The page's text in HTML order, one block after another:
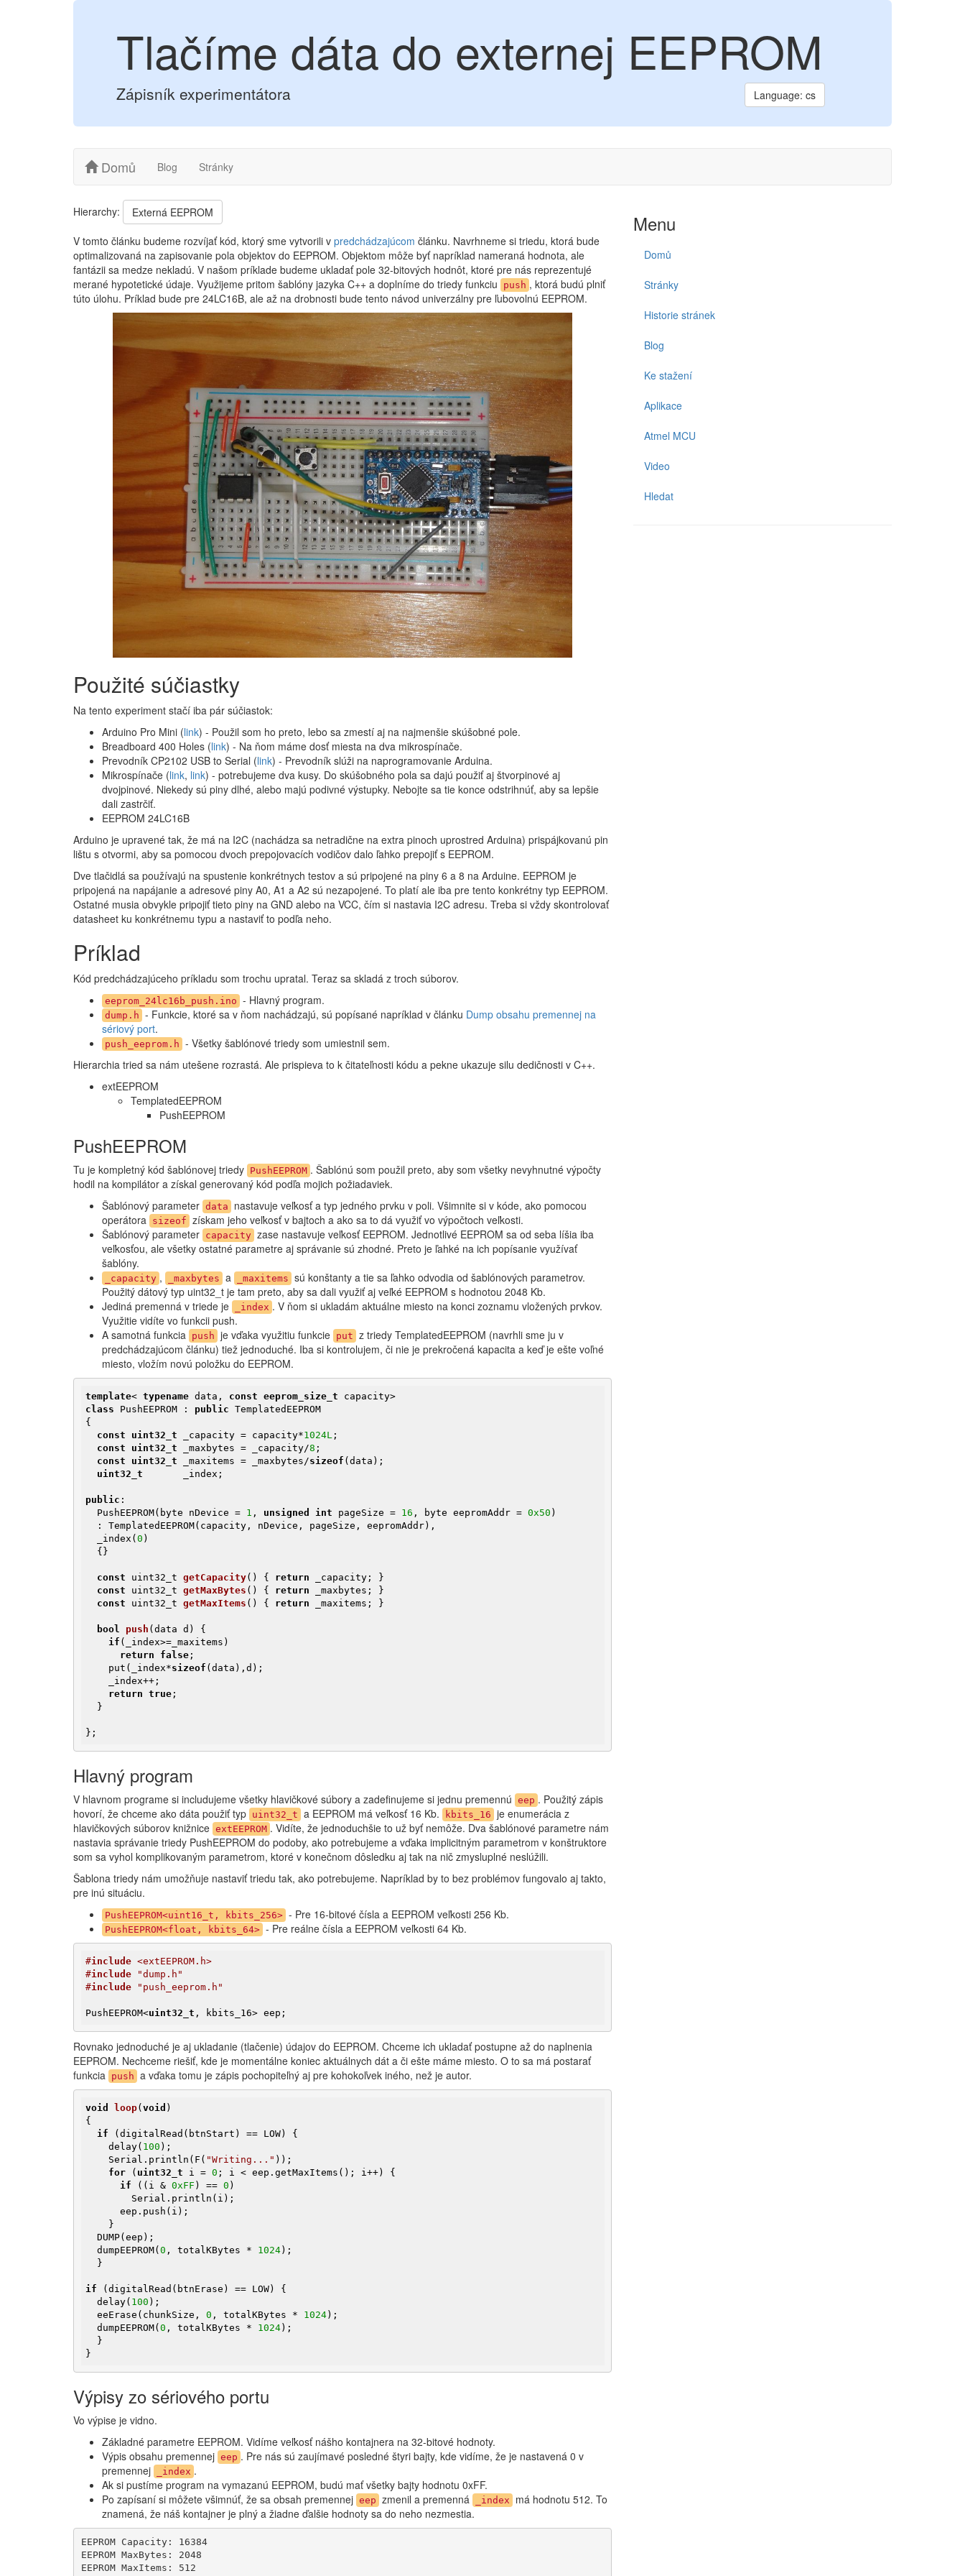
Tlačíme dáta do externej EEPROM
Zápisník experimentátora Language: cs
Domů Blog Stránky
Hierarchy:
Externá EEPROM
V tomto článku budeme rozvíjať kód, ktorý sme vytvorili v predchádzajúcom článku. Navrhneme si triedu, ktorá bude
optimalizovaná na zapisovanie pola objektov do EEPROM. Objektom môže byť napríklad nameraná hodnota, ale
fantázii sa medze nekladú. V našom príklade budeme ukladať pole 32-bitových hodnôt, ktoré pre nás reprezentujé
merané hypotetické údaje. Využijeme pritom šablóny jazyka C++ a doplníme do triedy funkciu
push , ktorá budú plniť
túto úlohu. Príklad bude pre 24LC16B, ale až na drobnosti bude tento návod univerzálny pre ľubovolnú EEPROM.
Použité súčiastky
Na tento experiment stačí iba pár súčiastok:
Arduino Pro Mini (link) - Použil som ho preto, lebo sa zmestí aj na najmenšie skúšobné pole.
Breadboard 400 Holes (link) - Na ňom máme dosť miesta na dva mikrospínače.
Prevodník CP2102 USB to Serial (link) - Prevodník slúži na naprogramovanie Arduina.
Mikrospínače (link, link) - potrebujeme dva kusy. Do skúšobného pola sa dajú použiť aj štvorpinové aj
dvojpinové. Niekedy sú piny dlhé, alebo majú podivné výstupky. Nebojte sa tie konce odstrihnúť, aby sa lepšie
dali zastrčiť.
EEPROM 24LC16B
Arduino je upravené tak, že má na I2C (nachádza sa netradične na extra pinoch uprostred Arduina) prispájkovanú pin
lištu s otvormi, aby sa pomocou dvoch prepojovacích vodičov dalo ľahko prepojiť s EEPROM.
Dve tlačidlá sa používajú na spustenie konkrétnych testov a sú pripojené na piny 6 a 8 na Arduine. EEPROM je
pripojená na napájanie a adresové piny A0, A1 a A2 sú nezapojené. To platí ale iba pre tento konkrétny typ EEPROM.
Ostatné musia obvykle pripojiť tieto piny na GND alebo na VCC, čím si nastavia I2C adresu. Treba si vždy skontrolovať
datasheet ku konkrétnemu typu a nastaviť to podľa neho.
Príklad
Kód predchádzajúceho príkladu som trochu upratal. Teraz sa skladá z troch súborov.
eeprom_24lc16b_push.ino - Hlavný program.
dump.h - Funkcie, ktoré sa v ňom nachádzajú, sú popísané napríklad v článku Dump obsahu premennej na
sériový port.
push_eeprom.h - Všetky šablónové triedy som umiestnil sem.
Hierarchia tried sa nám utešene rozrastá. Ale prispieva to k čitateľnosti kódu a pekne ukazuje silu dedičnosti v C++.
extEEPROM
TemplatedEEPROM
PushEEPROM
PushEEPROM
Tu je kompletný kód šablónovej triedy PushEEPROM . Šablónú som použil preto, aby som všetky nevyhnutné výpočty
hodil na kompilátor a získal generovaný kód podľa mojich požiadaviek.
Šablónový parameter data
nastavuje veľkosť a typ jedného prvku v poli. Všimnite si v kóde, ako pomocou
operátora sizeof získam jeho veľkosť v bajtoch a ako sa to dá využiť vo výpočtoch veľkosti.
Šablónový parameter capacity zase nastavuje veľkosť EEPROM. Jednotlivé EEPROM sa od seba líšia iba
veľkosťou, ale všetky ostatné parametre aj správanie sú zhodné. Preto je ľahké na ich popísanie využívať
šablóny.
_capacity , _maxbytes a _maxitems sú konštanty a tie sa ľahko odvodia od šablónových parametrov.
Použitý dátový typ uint32_t je tam preto, aby sa dali využiť aj veľké EEPROM s hodnotou 2048 Kb.
Jediná premenná v triede je
_index . V ňom si ukladám aktuálne miesto na konci zoznamu vložených prvkov.
Využitie vidíte vo funkcii push.
A samotná funkcia push je vďaka využitiu funkcie put z triedy TemplatedEEPROM (navrhli sme ju v
predchádzajúcom článku) tiež jednoduché. Iba si kontrolujem, či nie je prekročená kapacita a keď je ešte voľné
miesto, vložím novú položku do EEPROM.
template< typename data, const eeprom_size_t
class PushEEPROM : public TemplatedEEPROM
{
const
uint32_t _capacity = capacity*1024L ;
const
uint32_t _maxbytes = _capacity/8 ;
const
uint32_t _maxitems = _maxbytes/sizeof (data);
uint32_t
       _index;
public :
  PushEEPROM(byte nDevice =
1 , unsigned int pageSize = 16 , byte eepromAddr = 0x50 )
  _index(
0 )
const uint32_t getCapacity() { return _capacity; }
const uint32_t getMaxBytes () { return _maxbytes; }
const uint32_t getMaxItems () { return _maxitems; }
bool push (data d)
{
if (_index>=_maxitems)
return
false ;
    put(_index*
sizeof (data),d);
return true ;
};
Hlavný program
V hlavnom programe si includujeme všetky hlavičkové súbory a zadefinujeme si jednu premennú eep . Použitý zápis
hovorí, že chceme ako dáta použiť typ uint32_t a EEPROM má veľkosť 16 Kb. kbits_16 je enumerácia z
hlavičkových súborov knižnice extEEPROM . Vidíte, že jednoduchšie to už byť nemôže. Dva šablónové parametre nám
nastavia správanie triedy PushEEPROM do podoby, ako potrebujeme a vďaka implicitným parametrom v konštruktore
som sa vyhol komplikovaným parametrom, ktoré v konečnom dôsledku aj tak na nič zmysluplné neslúžili.
Šablona triedy nám umožňuje nastaviť triedu tak, ako potrebujeme. Napríklad by to bez problémov fungovalo aj takto,
pre inú situáciu.
PushEEPROM<uint16_t, kbits_256> - Pre 16-bitové čísla a EEPROM veľkosti 256 Kb.
PushEEPROM<float, kbits_64> - Pre reálne čísla a EEPROM veľkosti 64 Kb.
#include <extEEPROM.h>
#include "dump.h"
#include "push_eeprom.h"
PushEEPROM<uint32_t , kbits_16> eep;
Rovnako jednoduché je aj ukladanie (tlačenie) údajov do EEPROM. Chceme ich ukladať postupne až do naplnenia
EEPROM. Nechceme riešiť, kde je momentálne koniec aktuálnych dát a či ešte máme miesto. O to sa má postarať
funkcia push a vďaka tomu je zápis pochopiteľný aj pre kohokoľvek iného, než je autor.
void loop( void )
{
if (digitalRead(btnStart) == LOW) {
    delay(
100 );
    Serial.println(F(
"Writing..." ));
for ( uint32_t i = 0 ; i < eep.getMaxItems(); i++) {
if ((i & 0xFF ) == 0 )
  dumpEEPROM(
0 , totalKBytes * 1024);
if (digitalRead(btnErase) == LOW) {
  delay(
100 );
  eeErase(chunkSize,
0 , totalKBytes * 1024);
  dumpEEPROM(
0 , totalKBytes * 1024);
}
Výpisy zo sériového portu
Vo výpise je vidno.
​Základné parametre EEPROM. Vidíme veľkosť nášho kontajnera na 32-bitové hodnoty.
Výpis obsahu premennej eep . Pre nás sú zaujímavé posledné štyri bajty, kde vidíme, že je nastavená 0 v
premennej
_index .
Ak si pustíme program na vymazanú EEPROM, budú mať všetky bajty hodnotu 0xFF.
Po zapísaní si môžete všimnúť, že sa obsah premennej eep zmenil a premenná _index
má hodnotu 512. To
znamená, že náš kontajner je plný a žiadne ďalšie hodnoty sa do neho nezmestia.
EEPROM Capacity: 16384
EEPROM MaxBytes: 2048
EEPROM MaxItems: 512
Menu
Domů
Stránky
Historie stránek
Blog
Ke stažení
Aplikace
Atmel MCU
Video
Hledat